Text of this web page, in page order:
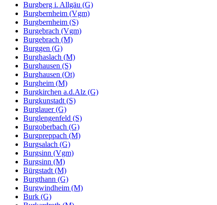
Burgberg i. Allgäu (G)
Burgbernheim (Vgm)
Burgbernheim (S)
Burgebrach (Vgm)
Burgebrach (M)
Burggen (G)
Burghaslach (M)
Burghausen (S)
Burghausen (Ot)
Burgheim (M)
Burgkirchen a.d.Alz (G)
Burgkunstadt (S)
Burglauer (G)
Burglengenfeld (S)
Burgoberbach (G)
Burgpreppach (M)
Burgsalach (G)
Burgsinn (Vgm)
Burgsinn (M)
Bürgstadt (M)
Burgthann (G)
Burgwindheim (M)
Burk (G)